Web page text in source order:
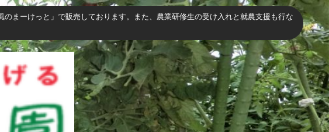
まーけっと」で販売しております。また、農業研修生の受け入れと就農支援も行な